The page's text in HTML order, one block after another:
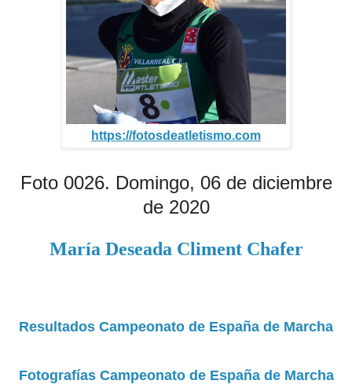
https://fotosdeatletismo.com
Foto 0026. Domingo, 06 de diciembre
de 2020
María Deseada Climent Chafer
Resultados Campeonato de España de Marcha
Fotografías Campeonato de España de Marcha